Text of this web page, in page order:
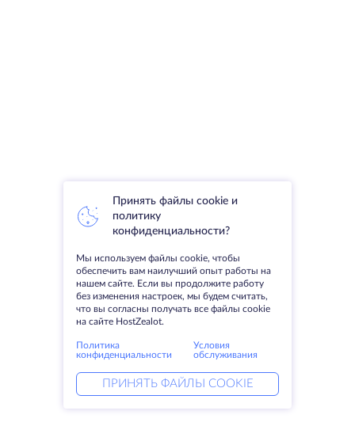
Принять файлы cookie и
политику
конфиденциальности?
Мы используем файлы cookie, чтобы
обеспечить вам наилучший опыт работы на
нашем сайте. Если вы продолжите работу
без изменения настроек, мы будем считать,
что вы согласны получать все файлы cookie
на сайте HostZealot.
Политика
конфиденциальности
Условия
обслуживания
ПРИНЯТЬ ФАЙЛЫ COOKIE